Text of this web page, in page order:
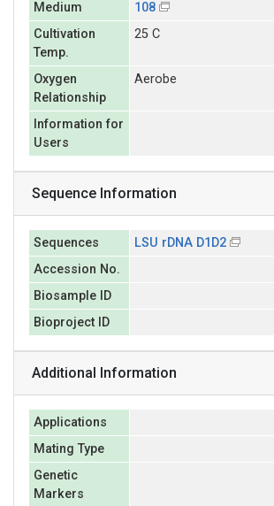
Medium
108
Cultivation
Temp.
25 C
Oxygen
Relationship
Aerobe
Information for
Users
Sequence Information
Sequences
LSU rDNA D1D2
Accession No.
Biosample ID
Bioproject ID
Additional Information
Applications
Mating Type
Genetic
Markers